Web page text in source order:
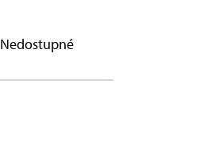
Nedostupné